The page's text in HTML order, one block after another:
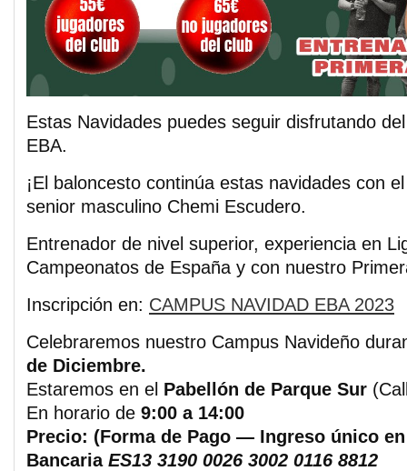
Estas Navidades puedes seguir disfrutando
EBA.
¡El baloncesto continúa estas navidades con
senior masculino Chemi Escudero.
Entrenador de nivel superior, experiencia en
Campeonatos de España y con nuestro
Inscripción en: CAMPUS NAVIDAD EBA 2023
Celebraremos nuestro Campus Navideño
de Diciembre.
Estaremos en el Pabellón de Parque Sur
En horario de 9:00 a 14:00
Precio: (Forma de Pago — Ingreso único
Bancaria ES13 3190 0026 3002 0116 8812